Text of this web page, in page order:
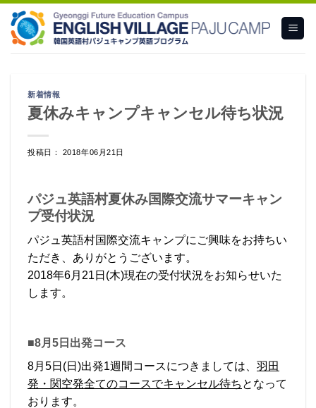
content
新着情報
夏休みキャンプキャンセル待ち状況
投稿日： 2018年06月21日
パジュ英語村夏休み国際交流サマーキャン
プ受付状況
パジュ英語村国際交流キャンプにご興味をお持ちい
ただき、ありがとうございます。
2018年6月21日(木)現在の受付状況をお知らせいた
します。
■8月5日出発コース
8月5日(日)出発1週間コースにつきましては、 羽田
発・関空発全てのコースでキャンセル待ち となって
おります。